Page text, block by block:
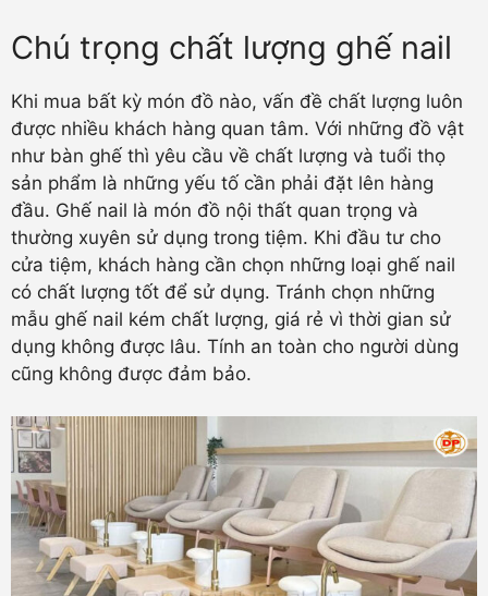
Chú trọng chất lượng ghế nail
Khi mua bất kỳ món đồ nào, vấn đề chất lượng luôn
được nhiều khách hàng quan tâm. Với những đồ vật
như bàn ghế thì yêu cầu về chất lượng và tuổi thọ
sản phẩm là những yếu tố cần phải đặt lên hàng
đầu. Ghế nail là món đồ nội thất quan trọng và
thường xuyên sử dụng trong tiệm. Khi đầu tư cho
cửa tiệm, khách hàng cần chọn những loại ghế nail
có chất lượng tốt để sử dụng. Tránh chọn những
mẫu ghế nail kém chất lượng, giá rẻ vì thời gian sử
dụng không được lâu. Tính an toàn cho người dùng
cũng không được đảm bảo.